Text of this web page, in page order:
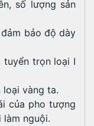
số lượng sản
bảo độ dày
tuyển trọn loại I
loại vàng ta.
của pho tượng
làm nguội.